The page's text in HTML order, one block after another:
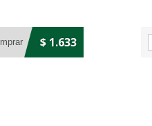
$ 1.633